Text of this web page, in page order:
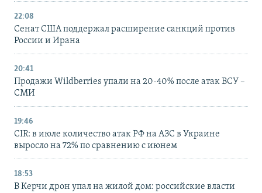
22:08
Сенат США поддержал расширение санкций против
России и Ирана
20:41
Продажи Wildberries упали на 20-40% после атак ВСУ –
СМИ
19:46
CIR: в июле количество атак РФ на АЗС в Украине
выросло на 72% по сравнению с июнем
18:53
В Керчи дрон упал на жилой дом: российские власти